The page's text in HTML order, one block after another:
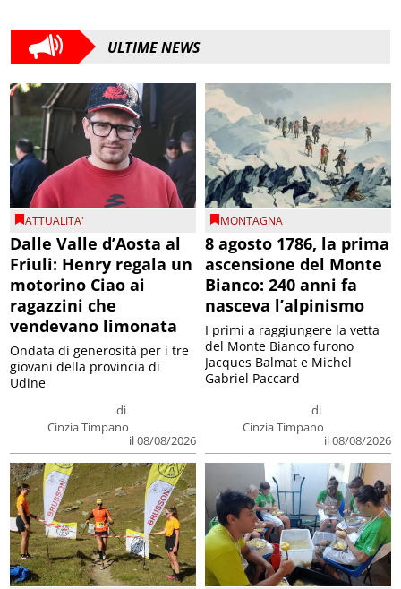
ULTIME NEWS
ATTUALITA'
Dalle Valle d’Aosta al
Friuli: Henry regala un
motorino Ciao ai
ragazzini che
vendevano limonata
di
Cinzia Timpano
il 08/08/2026
Ondata di generosità per i tre
giovani della provincia di
Udine
MONTAGNA
8 agosto 1786, la prima
ascensione del Monte
Bianco: 240 anni fa
nasceva l’alpinismo
di
Cinzia Timpano
il 08/08/2026
I primi a raggiungere la vetta
del Monte Bianco furono
Jacques Balmat e Michel
Gabriel Paccard